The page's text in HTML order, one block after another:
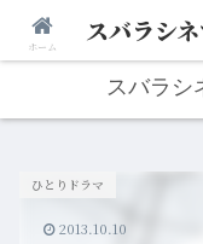
人生は“ひとりご
スバラシ
ひとりドラマ
2013.10.10
ホーム スバラシ